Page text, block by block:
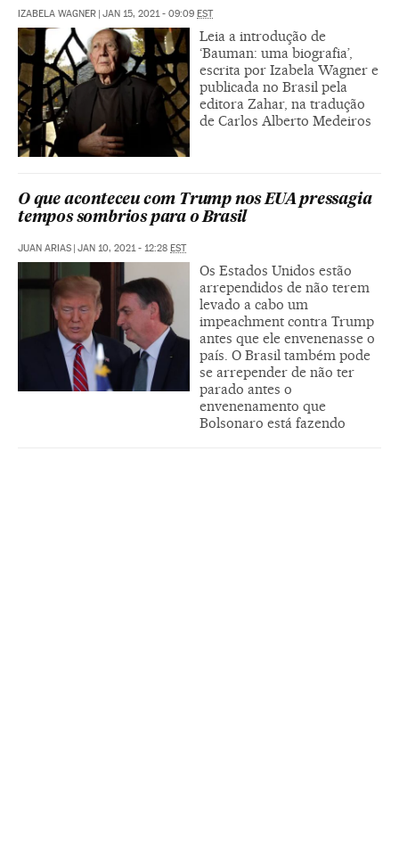
IZABELA WAGNER | JAN 15, 2021 - 09:09 EST
Leia a introdução de
‘Bauman: uma biografia’,
escrita por Izabela Wagner e
publicada no Brasil pela
editora Zahar, na tradução
de Carlos Alberto Medeiros
O que aconteceu com Trump nos EUA pressagia
tempos sombrios para o Brasil
JUAN ARIAS | JAN 10, 2021 - 12:28 EST
Os Estados Unidos estão
arrependidos de não terem
levado a cabo um
impeachment contra Trump
antes que ele envenenasse o
país. O Brasil também pode
se arrepender de não ter
parado antes o
envenenamento que
Bolsonaro está fazendo